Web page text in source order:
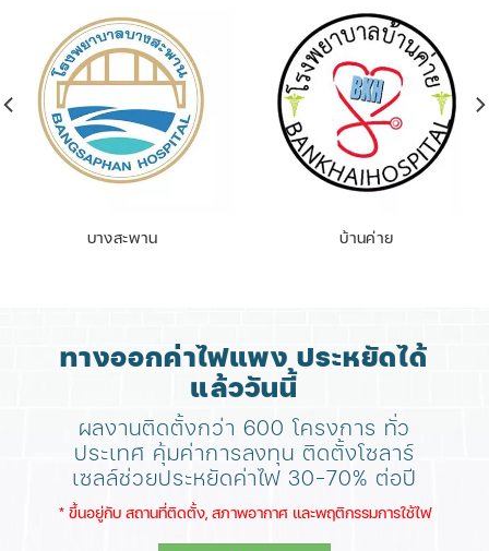
บางสะพาน บ้านค่าย
ทางออกค่าไฟแพง ประหยัดได้
แล้ววันนี้
ผลงานติดตั้งกว่า 600 โครงการ ทั่ว
ประเทศ คุ้มค่าการลงทุน ติดตั้งโซลาร์
เซลล์ช่วยประหยัดค่าไฟ 30-70% ต่อปี
​* ขึ้นอยู่กับ สถานที่ติดตั้ง, สภาพอากาศ​ และพฤติกรรมการใช้ไฟ